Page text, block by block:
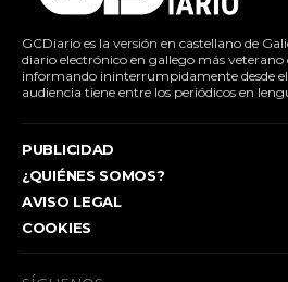
GCDiario es la versión en castellano de
diario electrónico en gallego más veterano
informando ininterrumpidamente desde
audiencia tiene entre los periódicos en
PUBLICIDAD
¿QUIÉNES SOMOS?
AVISO LEGAL
COOKIES